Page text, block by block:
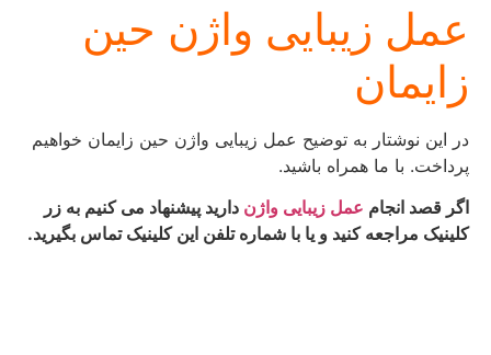
عمل زیبایی واژن حین
زایمان
در این نوشتار به توضیح عمل زیبایی واژن حین زایمان خواهیم
پرداخت. با ما همراه باشید.
اگر قصد انجامعمل زیبایی واژندارید پیشنهاد می کنیم به زر
کلینیک مراجعه کنید و یا با شماره تلفن این کلینیک تماس بگیرید.